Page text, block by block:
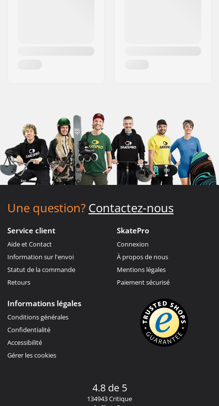
Une question? Contactez-nous
Service client
Aide et Contact
Information sur l'envoi
Statut de la commande
Retours
SkatePro
Connexion
À propos de nous
Mentions légales
Paiement sécurisé
Informations légales
Conditions générales
Confidentialité
Accessibilité
Gérer les cookies
4.8 de 5
134943 Critique